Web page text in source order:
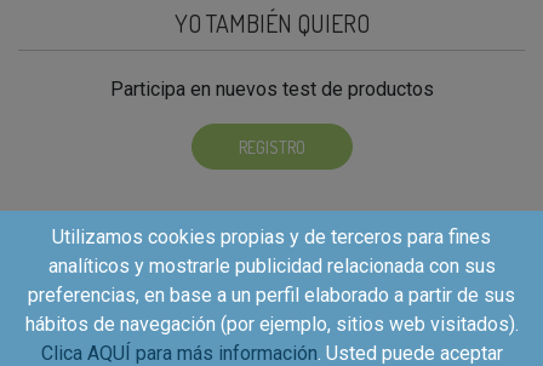
YO TAMBIÉN QUIERO
Participa en nuevos test de productos
REGISTRO
Utilizamos cookies propias y de terceros para fines
analíticos y mostrarle publicidad relacionada con sus
preferencias, en base a un perfil elaborado a partir de sus
hábitos de navegación (por ejemplo, sitios web visitados).
Clica AQUÍ para más información. Usted puede aceptar